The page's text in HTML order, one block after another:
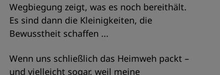
Wegbiegung zeigt, was es noch bereithält.
Es sind dann die Kleinigkeiten, die
Bewusstheit schaffen ...
Wenn uns schließlich das Heimweh packt –
und vielleicht sogar, weil meine